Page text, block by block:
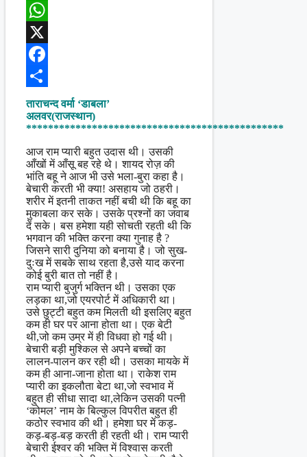
WhatsApp
X
Facebook
Share
ताराचन्द वर्मा ‘डाबला’
अलवर(राजस्थान)
***********************************************
आज राम प्यारी बहुत उदास थी। उसकी
आँखों में आँसू बह रहे थे। शायद रोज़ की
भांति बहू ने आज भी उसे भला-बुरा कहा है।
बेचारी करती भी क्या! असहाय जो ठहरी।
शरीर में इतनी ताकत नहीं बची थी कि बहू का
मुकाबला कर सके। उसके प्रश्नों का जवाब
दें सके। बस हमेशा यही सोचती रहती थी कि
भगवान की भक्ति करना क्या गुनाह है ?
जिसने सारी दुनिया को बनाया है। जो सुख-
दुःख में सबके साथ रहता है,उसे याद करना
कोई बुरी बात तो नहीं है।
राम प्यारी बुजुर्ग भक्तिन थी। उसका एक
लड़का था,जो एयरपोर्ट में अधिकारी था।
उसे छुट्टी बहुत कम मिलती थी इसलिए बहुत
कम ही घर पर आना होता था। एक बेटी
थी,जो कम उम्र में ही विधवा हो गई थी।
बेचारी बड़ी मुश्किल से अपने बच्चों का
लालन-पालन कर रही थी। उसका मायके में
कम ही आना-जाना होता था। राकेश राम
प्यारी का इकलौता बेटा था,जो स्वभाव में
बहुत ही सीधा सादा था,लेकिन उसकी पत्नी
‘कोमल’ नाम के बिल्कुल विपरीत बहुत ही
कठोर स्वभाव की थी। हमेशा घर में कड़-
कड़-बड़-बड़ करती ही रहती थी। राम प्यारी
बेचारी ईश्वर की भक्ति में विश्वास करती